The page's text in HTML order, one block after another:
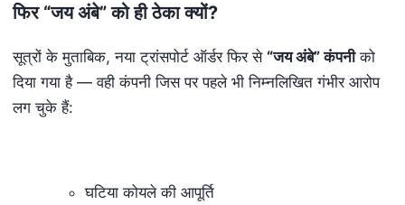
फिर “जय अंबे” को ही ठेका क्यों?
सूत्रों के मुताबिक, नया ट्रांसपोर्ट ऑर्डर फिर से “जय अंबे” कंपनीको
दिया गया है — वही कंपनी जिस पर पहले भी निम्नलिखित गंभीर आरोप
लग चुके हैं:
घटिया कोयले की आपूर्ति